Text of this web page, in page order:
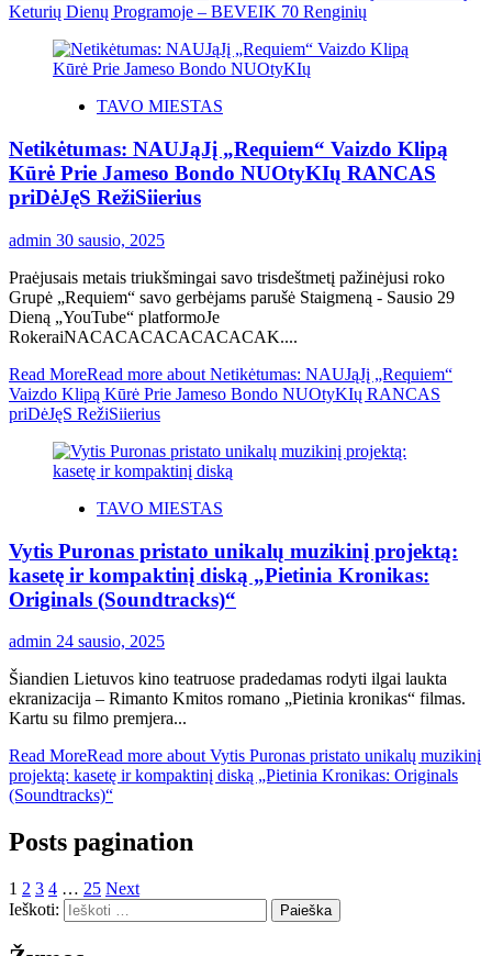
Keturių Dienų Programoje – BEVEIK 70 Renginių
TAVO MIESTAS
Netikėtumas: NAUJąJį „Requiem“ Vaizdo Klipą
Kūrė Prie Jameso Bondo NUOtyKIų RANCAS
priDėJęS RežiSiierius
admin 30 sausio, 2025
Praėjusais metais triukšmingai savo trisdeštmetį pažinėjusi roko
Grupė „Requiem“ savo gerbėjams parušė Staigmeną - Sausio 29
Dieną „YouTube“ platformoJe
RokeraiNACACACACACACACAK....
Read MoreRead more about Netikėtumas: NAUJąJį „Requiem“
Vaizdo Klipą Kūrė Prie Jameso Bondo NUOtyKIų RANCAS
priDėJęS RežiSiierius
TAVO MIESTAS
Vytis Puronas pristato unikalų muzikinį projektą:
kasetę ir kompaktinį diską „Pietinia Kronikas:
Originals (Soundtracks)“
admin 24 sausio, 2025
Šiandien Lietuvos kino teatruose pradedamas rodyti ilgai laukta
ekranizacija – Rimanto Kmitos romano „Pietinia kronikas“ filmas.
Kartu su filmo premjera...
Read MoreRead more about Vytis Puronas pristato unikalų muzikinį
projektą: kasetę ir kompaktinį diską „Pietinia Kronikas: Originals
(Soundtracks)“
Posts pagination
1 2 3 4 … 25 Next
Ieškoti: